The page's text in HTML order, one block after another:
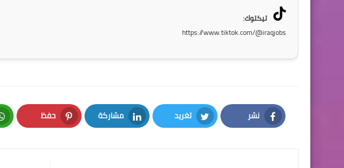
تيكتوك:
https://www.tiktok.com/@iraqjobs
نشر
Facebook
تغريد
Twitter
مشاركة
LinkedIn
حفظ
Pinterest